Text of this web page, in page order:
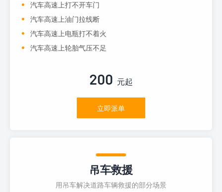
汽车高速上打不开车门
汽车高速上油门拉线断
汽车高速上电瓶打不着火
汽车高速上轮胎气压不足
200 元起
立即派单
吊车救援
用吊车解决道路车辆救援的部分场景